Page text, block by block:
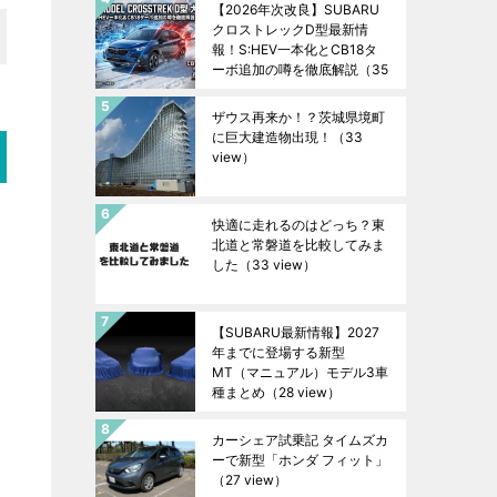
【2026年次改良】SUBARU
クロストレックD型最新情
報！S:HEV一本化とCB18タ
ーボ追加の噂を徹底解説 （35
ザウス再来か！？茨城県境町
に巨大建造物出現！
（33
view）
快適に走れるのはどっち？東
北道と常磐道を比較してみま
した （33 view）
【SUBARU最新情報】2027
年までに登場する新型
MT（マニュアル）モデル3車
種まとめ （28 view）
カーシェア試乗記 タイムズカ
ーで新型「ホンダ フィット」
（27 view）